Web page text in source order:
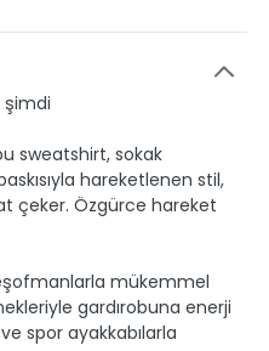
şimdi
sweatshirt, sokak
hareketlenen stil,
çeker. Özgürce hareket
mükemmel
gardırobuna enerji
spor ayakkabılarla